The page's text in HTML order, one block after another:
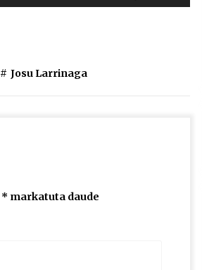
# Josu Larrinaga
* markatuta daude